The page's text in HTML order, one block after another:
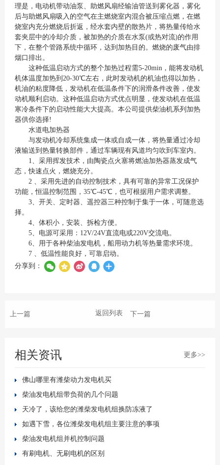
理是，电动机带动油泵、助燃风扇经输油管送到雾化器，雾化
后与助燃风扇吸入的空气在主燃烧室内混合被压缩点燃，在燃
烧室内充分燃烧后折返，经水套内壁的散热片，将热量传给水
套夹层中的冷却介质，被加热的介质在水泵(或热对流)的作用
下，在整个管路系统中循环，达到加热目的。燃烧的废气由排
烟口排出。
这种低温启动方式的整个加热过程需5-20min，能将发动机
机体温度加热到20-30℃左右，此时发动机的机油也得以加热，
机油的粘度降低，发动机在低温条件下的润滑条件改善，使发
动机顺利启动。这种低温启动方式优点明显，使发动机在低温
寒冷条件下的启动性能大大提高。本公司提供柴油机系列加热
器供你选择!
水道电加热器
与发动机冷却系统集成一体或自成一体，将热量通过冷却
液输送到热量转换部件，通过车辆现有风道均匀吹到车室内。
1、采用挥发技术，由陶瓷点火塞将燃油加热器蒸发成气
态，快速点火，燃烧充分。
2 、采用先进的自动控制技术，具有可靠的异常工况保护
功能，恒温控制范围，35℃-45℃，也可根据用户需求调整。
3、开关、定时器、遥控器三种控制于集于一体，可随意选
择。
4、体积小，安装、拆检方便。
5、电源可采用：12V/24V直流电或220V交流电。
6、用于各种柴油发电机，船用动力机等热量需求环境。
7 、低温性能良好，可靠启动。
分享到：
上一篇 下一篇
返回列表
相关资讯 更多>>
佛山哪里有潍柴动力发电机买
柴油发电机组带负荷的几个问题
天冷了，该给您的潍柴发电机组换防冻液了
如遇下雪，各位潍柴发电机组主要注意的事项
柴油发电机组并机控制问题
有刷电机、无刷电机的区别